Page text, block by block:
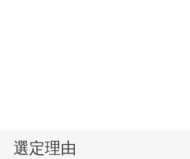
選定理由